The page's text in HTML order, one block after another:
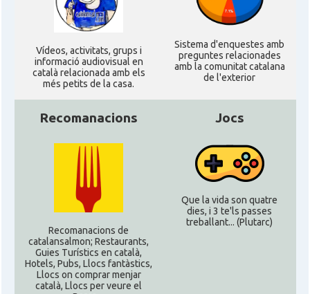
Ví­deos, activitats, grups i
informació audiovisual en
català relacionada amb els
més petits de la casa.
Sistema d'enquestes amb
preguntes relacionades
amb la comunitat catalana
de l'exterior
Recomanacions
Recomanacions de
catalansalmon; Restaurants,
Guies Turístics en català,
Hotels, Pubs, Llocs fantàstics,
Llocs on comprar menjar
català, Llocs per veure el
Jocs
Que la vida son quatre
dies, i 3 te'ls passes
treballant... (Plutarc)